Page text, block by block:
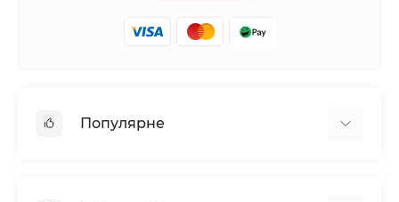
Популярне